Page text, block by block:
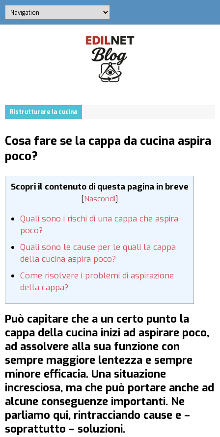
Ristrutturare la cucina
Cosa fare se la cappa da cucina aspira
poco?
Scopri il contenuto di questa pagina in breve
[Nascondi]
Quali sono i rischi di una cappa che aspira
poco?
Quali sono le cause per le quali la cappa
della cucina aspira poco?
Come risolvere i problemi di aspirazione
della cappa?
Può capitare che a un certo punto la
cappa della cucina inizi ad aspirare poco,
ad assolvere alla sua funzione con
sempre maggiore lentezza e sempre
minore efficacia. Una situazione
incresciosa, ma che può portare anche ad
alcune conseguenze importanti. Ne
parliamo qui, rintracciando cause e –
soprattutto – soluzioni.